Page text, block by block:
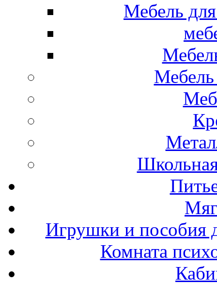
Мебель
Мебель
Игрушки и пособия
Комната